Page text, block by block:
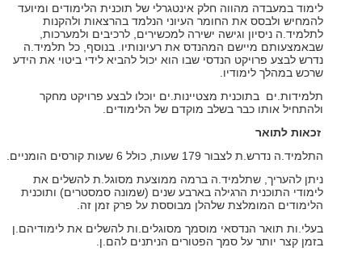
לימוד במעבדה מהווה חלק אינטגרלי של תוכנית הלימודים ומיועד
להמחיש ולבסס את החומר העיוני הנלמד בהרצאות ולהקנות
לתלמיד.ה ניסיון וגישה ישירה למכשירים, לרכיבים ולמערכות,
שבאמצעותם מיישם המהנדס את רעיונותיו. בנוסף, כל תלמיד.ה
נדרש לבצע פרויקט הנדסי שבו הוא יכול להביא לידי ביטוי את הידע
שרכש במהלך לימודיו.
תלמידות.ים בתוכנית מצטיינות.ים יוכלו לבצע פרויקט מחקר
ולהתחיל אותו כבר בשלב מוקדם של הלימודים.
זכאות לתואר
התלמיד.ה נדרש.ת לצבור 179 שעות, כולל 6 שעות קורסים הומניים.
ניתן להעריך, שתלמיד.ה ברמה ממוצעת מסוגל.ת להשלים את
לימודי התוכנית הרגילה בארבע שנים (שמונה סמסטרים) ותוכנית
הלימודים המומלצת שלהלן מבוססת על פרק זמן זה.
בעלי.ות תואר הנדסאי מוסמך מסוגלים.ות להשלים את לימודיהם.ן
בזמן קצר יותר על סמך הפטורים הניתנים להם.ן.